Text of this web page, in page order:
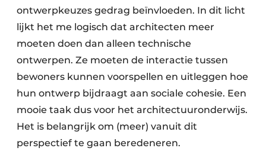
ontwerpkeuzes gedrag beïnvloeden. In dit licht
lijkt het me logisch dat architecten meer
moeten doen dan alleen technische
ontwerpen. Ze moeten de interactie tussen
bewoners kunnen voorspellen en uitleggen hoe
hun ontwerp bijdraagt aan sociale cohesie. Een
mooie taak dus voor het architectuuronderwijs.
Het is belangrijk om (meer) vanuit dit
perspectief te gaan beredeneren.